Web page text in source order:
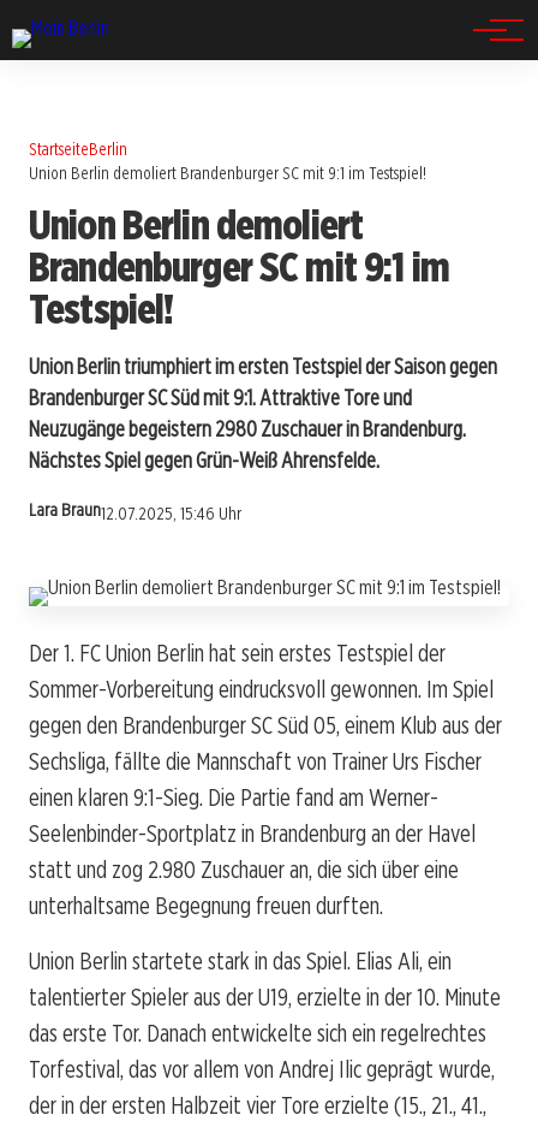
StartseiteBerlin
Union Berlin demoliert Brandenburger SC mit 9:1 im Testspiel!
Union Berlin demoliert
Brandenburger SC mit 9:1 im
Testspiel!
Union Berlin triumphiert im ersten Testspiel der Saison gegen
Brandenburger SC Süd mit 9:1. Attraktive Tore und
Neuzugänge begeistern 2980 Zuschauer in Brandenburg.
Nächstes Spiel gegen Grün-Weiß Ahrensfelde.
Lara Braun12.07.2025, 15:46 Uhr
Der 1. FC Union Berlin hat sein erstes Testspiel der
Sommer-Vorbereitung eindrucksvoll gewonnen. Im Spiel
gegen den Brandenburger SC Süd 05, einem Klub aus der
Sechsliga, fällte die Mannschaft von Trainer Urs Fischer
einen klaren 9:1-Sieg. Die Partie fand am Werner-
Seelenbinder-Sportplatz in Brandenburg an der Havel
statt und zog 2.980 Zuschauer an, die sich über eine
unterhaltsame Begegnung freuen durften.
Union Berlin startete stark in das Spiel. Elias Ali, ein
talentierter Spieler aus der U19, erzielte in der 10. Minute
das erste Tor. Danach entwickelte sich ein regelrechtes
Torfestival, das vor allem von Andrej Ilic geprägt wurde,
der in der ersten Halbzeit vier Tore erzielte (15., 21., 41.,